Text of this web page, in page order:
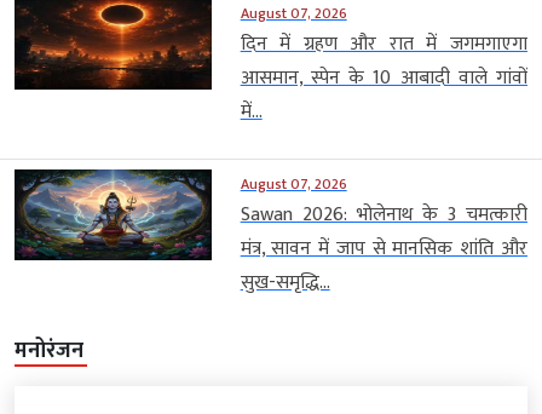
August 07, 2026
दिन में ग्रहण और रात में जगमगाएगा
आसमान, स्पेन के 10 आबादी वाले गांवों
में...
August 07, 2026
Sawan 2026: भोलेनाथ के 3 चमत्कारी
मंत्र, सावन में जाप से मानसिक शांति और
सुख-समृद्धि...
मनोरंजन